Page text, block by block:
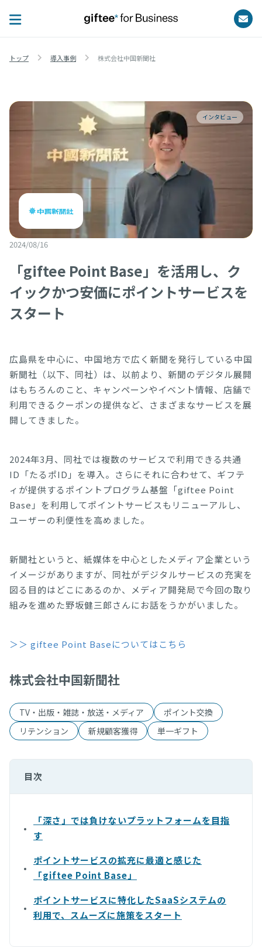
トップ 導入事例 株式会社中国新聞社
インタビュー
2024/08/16
「giftee Point Base」を活用し、ク
イックかつ安価にポイントサービスを
スタート
広島県を中心に、中国地方で広く新聞を発行している中国
新聞社（以下、同社）は、以前より、新聞のデジタル展開
はもちろんのこと、キャンペーンやイベント情報、店舗で
利用できるクーポンの提供など、さまざまなサービスを展
開してきました。
2024年3月、同社では複数のサービスで利用できる共通
ID「たるポID」を導入。さらにそれに合わせて、ギフテ
ィが提供するポイントプログラム基盤「giftee Point
Base」を利用してポイントサービスもリニューアルし、
ユーザーの利便性を高めました。
新聞社というと、紙媒体を中心としたメディア企業という
イメージがありますが、同社がデジタルサービスの充実を
図る目的はどこにあるのか、メディア開発局で今回の取り
組みを進めた野坂健三郎さんにお話をうかがいました。
＞＞ giftee Point Baseについてはこちら
株式会社中国新聞社
TV・出版・雑誌・放送・メディア
ポイント交換
リテンション
新規顧客獲得 単一ギフト
目次
「深さ」では負けないプラットフォームを目指
す
ポイントサービスの拡充に最適と感じた
「giftee Point Base」
ポイントサービスに特化したSaaSシステムの
利用で、スムーズに施策をスタート